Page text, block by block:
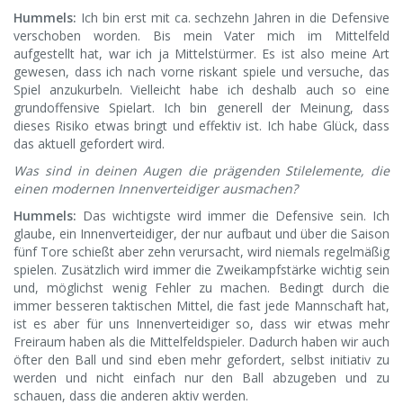
Hummels: Ich bin erst mit ca. sechzehn Jahren in die Defensive
verschoben worden. Bis mein Vater mich im Mittelfeld
aufgestellt hat, war ich ja Mittelstürmer. Es ist also meine Art
gewesen, dass ich nach vorne riskant spiele und versuche, das
Spiel anzukurbeln. Vielleicht habe ich deshalb auch so eine
grundoffensive Spielart. Ich bin generell der Meinung, dass
dieses Risiko etwas bringt und effektiv ist. Ich habe Glück, dass
das aktuell gefordert wird.
Was sind in deinen Augen die prägenden Stilelemente, die
einen modernen Innenverteidiger ausmachen?
Hummels: Das wichtigste wird immer die Defensive sein. Ich
glaube, ein Innenverteidiger, der nur aufbaut und über die Saison
fünf Tore schießt aber zehn verursacht, wird niemals regelmäßig
spielen. Zusätzlich wird immer die Zweikampfstärke wichtig sein
und, möglichst wenig Fehler zu machen. Bedingt durch die
immer besseren taktischen Mittel, die fast jede Mannschaft hat,
ist es aber für uns Innenverteidiger so, dass wir etwas mehr
Freiraum haben als die Mittelfeldspieler. Dadurch haben wir auch
öfter den Ball und sind eben mehr gefordert, selbst initiativ zu
werden und nicht einfach nur den Ball abzugeben und zu
schauen, dass die anderen aktiv werden.